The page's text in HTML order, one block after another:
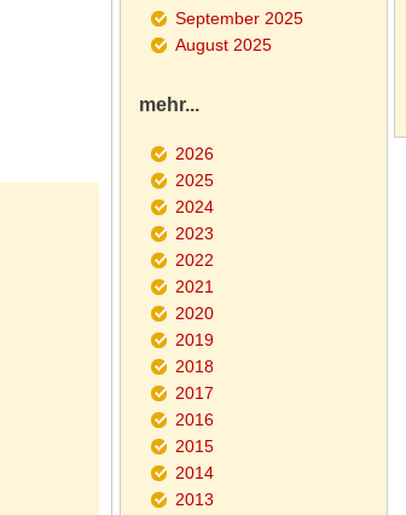
September 2025
August 2025
mehr...
2026
2025
2024
2023
2022
2021
2020
2019
2018
2017
2016
2015
2014
2013